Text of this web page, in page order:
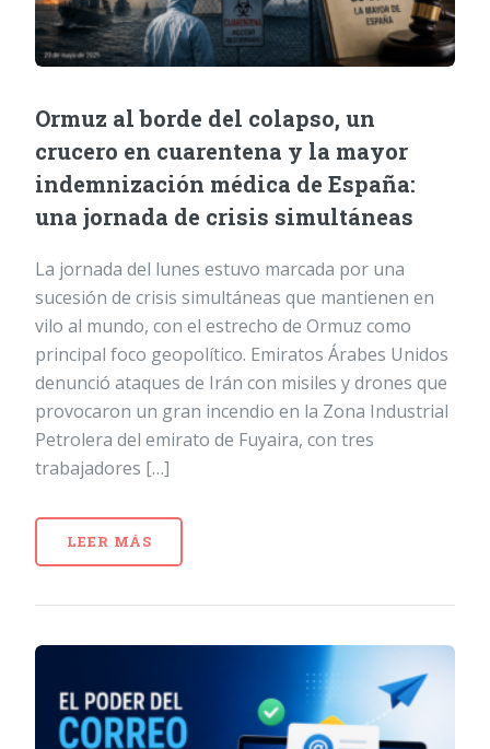
Ormuz al borde del colapso, un
crucero en cuarentena y la mayor
indemnización médica de España:
una jornada de crisis simultáneas
La jornada del lunes estuvo marcada por una
sucesión de crisis simultáneas que mantienen en
vilo al mundo, con el estrecho de Ormuz como
principal foco geopolítico. Emiratos Árabes Unidos
denunció ataques de Irán con misiles y drones que
provocaron un gran incendio en la Zona Industrial
Petrolera del emirato de Fuyaira, con tres
trabajadores […]
LEER MÁS